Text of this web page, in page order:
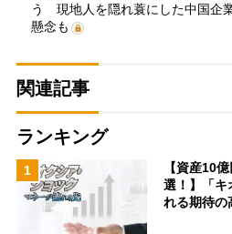
う 現地人を隠れ蓑にした中国企
懸念も
関連記事
ランキング
1
【資産10
選！】「キ
れる期待